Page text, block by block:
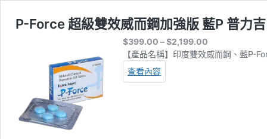
P-Force 超級雙效威而鋼加強版 藍P 普力
$399.00 –$2,199.00
range:
【產品名稱】印度雙效威而鋼、藍
查看內容